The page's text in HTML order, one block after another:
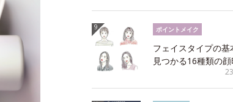
ポイントメイク
フェイスタイプの基
見つかる16種類の